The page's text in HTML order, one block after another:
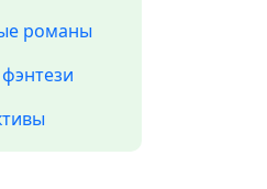
романы